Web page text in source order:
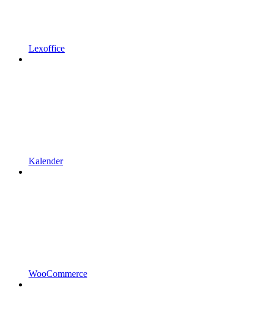
Lexoffice
Kalender
WooCommerce